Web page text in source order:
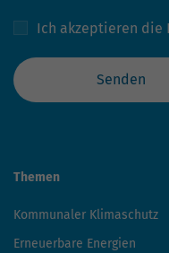
Ich akzeptieren die
Senden
Themen
Kommunaler Klimaschutz
Erneuerbare Energien